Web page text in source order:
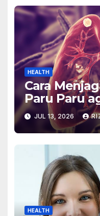
HEALTH
Cara
Paru Paru
JUL 13, 2026
HEALTH